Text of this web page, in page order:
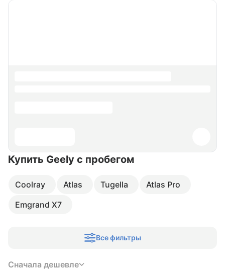
Купить Geely с пробегом
Coolray Atlas Tugella
Atlas Pro
Emgrand X7
Все фильтры
Сначала дешевле